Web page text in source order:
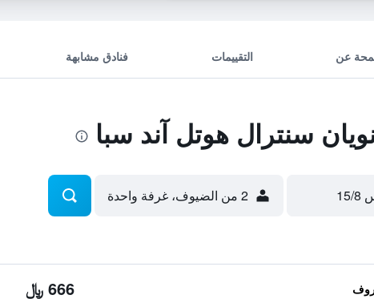
عن التقييمات فنادق مشابهة
سنترال هوتل آند سبا
8 2 من الضيوف، غرفة واحدة
666 ﷼